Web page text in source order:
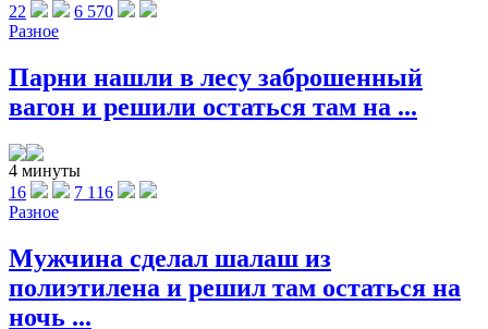
22
6 570
Разное
Парни нашли в лесу заброшенный
вагон и решили остаться там на ...
4 минуты
16
7 116
Разное
Мужчина сделал шалаш из
полиэтилена и решил там остаться на
ночь ...